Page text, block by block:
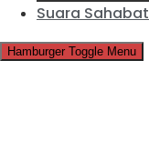
Suara Sahabat
Hamburger Toggle Menu